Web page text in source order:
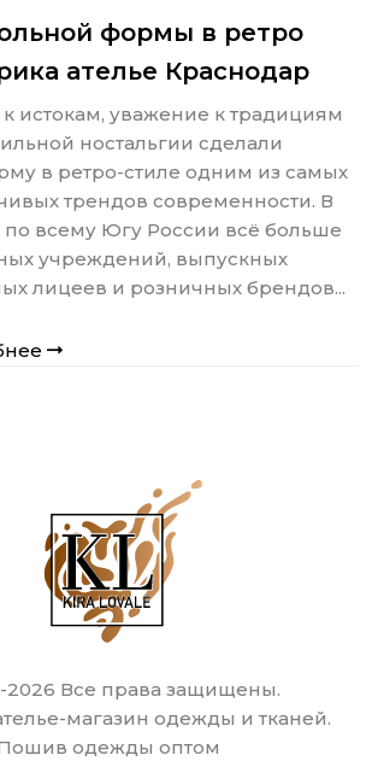
формы в ретро
ателье Краснодар
истокам, уважение к традициям
ностальгии сделали
в ретро-стиле одним из самых
трендов современности. В
всему Югу России всё больше
учреждений, выпускных
лицеев и розничных брендов...
2026 Все права защищены.
магазин одежды и тканей.
одежды оптом